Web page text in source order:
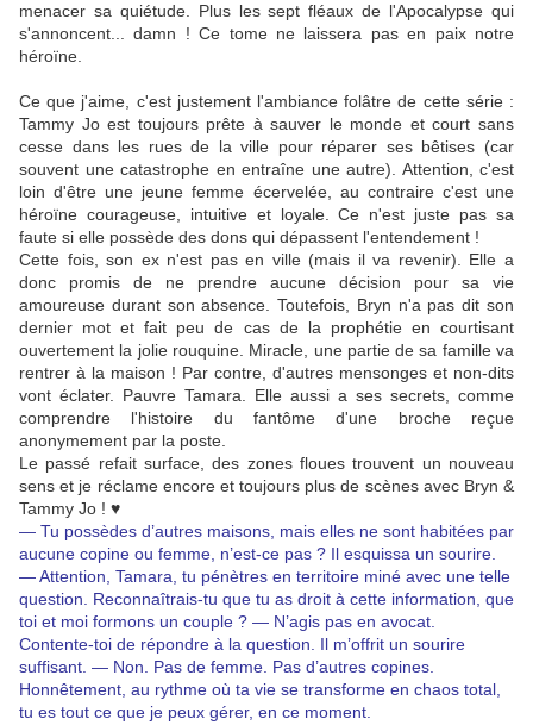
menacer sa quiétude. Plus les sept fléaux de l'Apocalypse qui
s'annoncent... damn ! Ce tome ne laissera pas en paix notre
héroïne.
Ce que j'aime, c'est justement l'ambiance folâtre de cette série :
Tammy Jo est toujours prête à sauver le monde et court sans
cesse dans les rues de la ville pour réparer ses bêtises (car
souvent une catastrophe en entraîne une autre). Attention, c'est
loin d'être une jeune femme écervelée, au contraire c'est une
héroïne courageuse, intuitive et loyale. Ce n'est juste pas sa
faute si elle possède des dons qui dépassent l'entendement !
Cette fois, son ex n'est pas en ville (mais il va revenir). Elle a
donc promis de ne prendre aucune décision pour sa vie
amoureuse durant son absence. Toutefois, Bryn n'a pas dit son
dernier mot et fait peu de cas de la prophétie en courtisant
ouvertement la jolie rouquine. Miracle, une partie de sa famille va
rentrer à la maison ! Par contre, d'autres mensonges et non-dits
vont éclater. Pauvre Tamara. Elle aussi a ses secrets, comme
comprendre l'histoire du fantôme d'une broche reçue
anonymement par la poste.
Le passé refait surface, des zones floues trouvent un nouveau
sens et je réclame encore et toujours plus de scènes avec Bryn &
Tammy Jo ! ♥
— Tu possèdes d’autres maisons, mais elles ne sont habitées par
aucune copine ou femme, n’est-ce pas ? Il esquissa un sourire.
— Attention, Tamara, tu pénètres en territoire miné avec une telle
question. Reconnaîtrais-tu que tu as droit à cette information, que
toi et moi formons un couple ? — N’agis pas en avocat.
Contente-toi de répondre à la question. Il m’offrit un sourire
suffisant. — Non. Pas de femme. Pas d’autres copines.
Honnêtement, au rythme où ta vie se transforme en chaos total,
tu es tout ce que je peux gérer, en ce moment.